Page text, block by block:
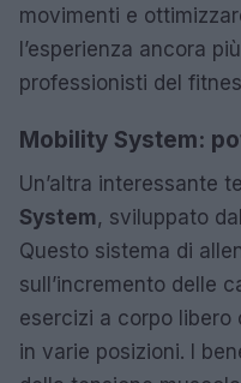
movimenti e
l’esperienza ancora
professionisti del
Mobility System:
Un’altra interessante
System, sviluppato
Questo sistema di
sull’incremento delle
esercizi a corpo libero
in varie posizioni. I